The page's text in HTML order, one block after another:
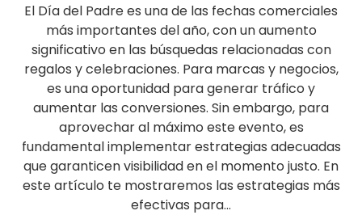
El Día del Padre es una de las fechas comerciales
más importantes del año, con un aumento
significativo en las búsquedas relacionadas con
regalos y celebraciones. Para marcas y negocios,
es una oportunidad para generar tráfico y
aumentar las conversiones. Sin embargo, para
aprovechar al máximo este evento, es
fundamental implementar estrategias adecuadas
que garanticen visibilidad en el momento justo. En
este artículo te mostraremos las estrategias más
efectivas para...